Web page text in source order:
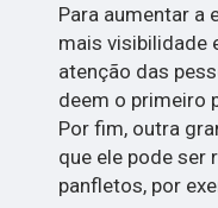
Para aumentar a
mais visibilidade
atenção das
deem o primeiro
Por fim, outra
que ele pode ser
panfletos, por